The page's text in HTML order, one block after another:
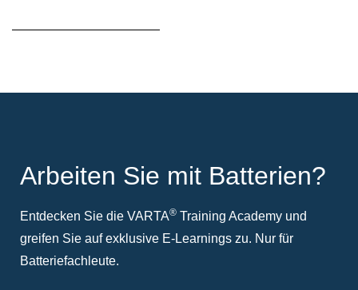
Arbeiten Sie mit Batterien?
Entdecken Sie die VARTA® Training Academy und
greifen Sie auf exklusive E-Learnings zu. Nur für
Batteriefachleute.